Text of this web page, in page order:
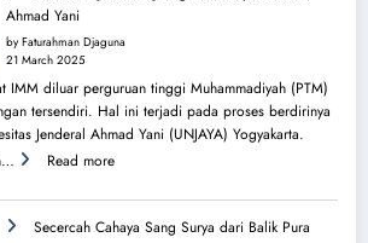
di
Melbourne
dan
Brisbane
Ahmad Yani
by Faturahman Djaguna
21 March 2025
IMM diluar perguruan tinggi Muhammadiyah (PTM)
tersendiri. Hal ini terjadi pada proses berdirinya
Jenderal Ahmad Yani (UNJAYA) Yogyakarta.
Read more:
Sejarah
Perjuangan
Secercah Cahaya Sang Surya dari Balik Pura